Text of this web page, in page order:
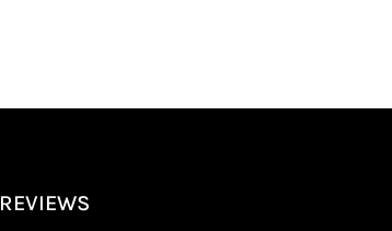
REVIEWS